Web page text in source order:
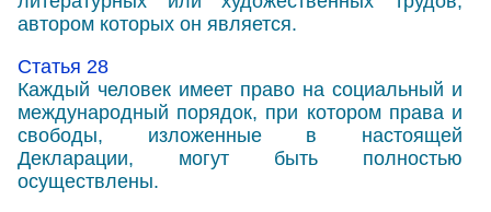
автором которых он является.
Статья 28
Каждый человек имеет право на социальный и
международный порядок, при котором права и
свободы, изложенные в настоящей
Декларации, могут быть полностью
осуществлены.